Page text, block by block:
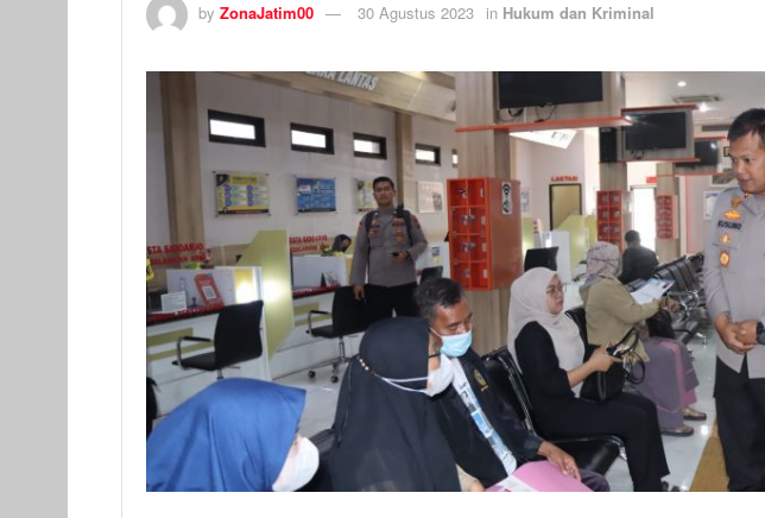
by ZonaJatim00 30 Agustus 2023 in Hukum dan Kriminal